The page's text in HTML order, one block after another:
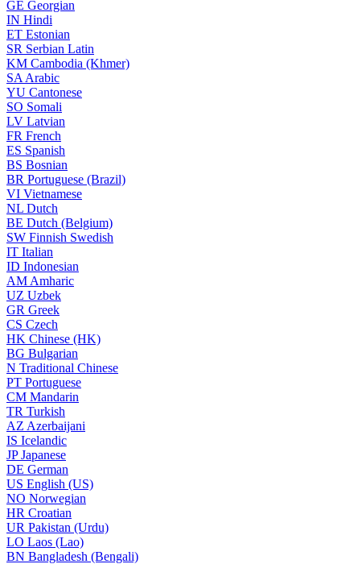
GE Georgian
IN Hindi
ET Estonian
SR Serbian Latin
KM Cambodia (Khmer)
SA Arabic
YU Cantonese
SO Somali
LV Latvian
FR French
ES Spanish
BS Bosnian
BR Portuguese (Brazil)
VI Vietnamese
NL Dutch
BE Dutch (Belgium)
SW Finnish Swedish
IT Italian
ID Indonesian
AM Amharic
UZ Uzbek
GR Greek
CS Czech
HK Chinese (HK)
BG Bulgarian
N Traditional Chinese
PT Portuguese
CM Mandarin
TR Turkish
AZ Azerbaijani
IS Icelandic
JPJapanese
DE German
US English (US)
NO Norwegian
HR Croatian
UR Pakistan (Urdu)
LO Laos (Lao)
BN Bangladesh (Bengali)